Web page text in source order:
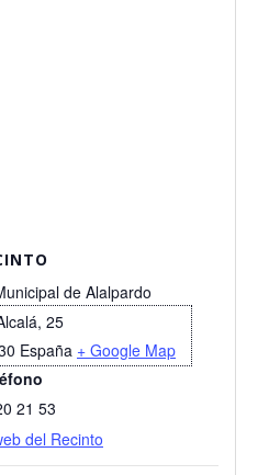
de Alalpardo
25
España + Google Map
21 53
del Recinto